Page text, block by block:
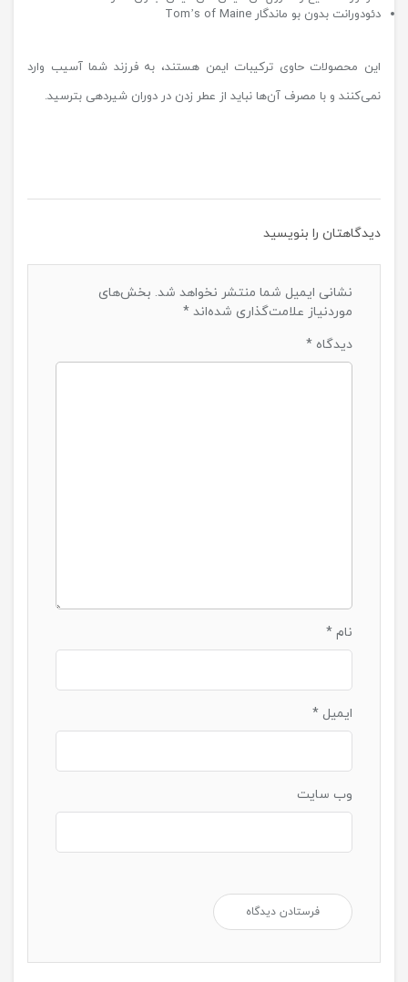
دئودورانت بدون بو ماندگار Tom’s of Maine
این محصولات حاوی ترکیبات ایمن هستند، به فرزند شما آسیب وارد
نمی‌کنند و با مصرف آن‌ها نباید از عطر زدن در دوران شیردهی بترسید.
دیدگاهتان را بنویسید
نشانی ایمیل شما منتشر نخواهد شد. بخش‌های
موردنیاز علامت‌گذاری شده‌اند *
دیدگاه *
نام *
ایمیل *
وب‌ سایت